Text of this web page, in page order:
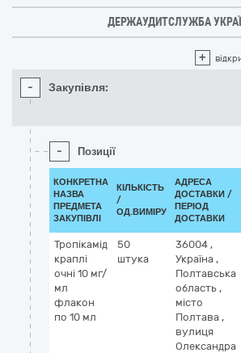
ДЕРЖАУДИТСЛУЖБА
+
- Закупівля:
- Позиції
КОНКРЕТНА
НАЗВА
ПРЕДМЕТА
ЗАКУПІВЛІ
КІЛЬКІСТЬ
/
ОД.ВИМІРУ
АДРЕСА
ДОСТАВКИ /
ПЕРІОД
ДОСТАВКИ
Тропікамід
краплі
очні 10 мг/
мл
флакон
по 10 мл
50
штука
36004 ,
Україна ,
Полтавська
область ,
місто
Полтава ,
вулиця
Олександра